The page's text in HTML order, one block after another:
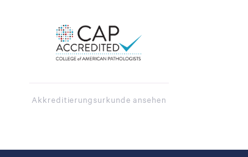
Akkreditierungsurkunde ansehen